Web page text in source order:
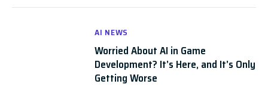
AI NEWS
Worried About AI in Game
Development? It’s Here, and It’s Only
Getting Worse